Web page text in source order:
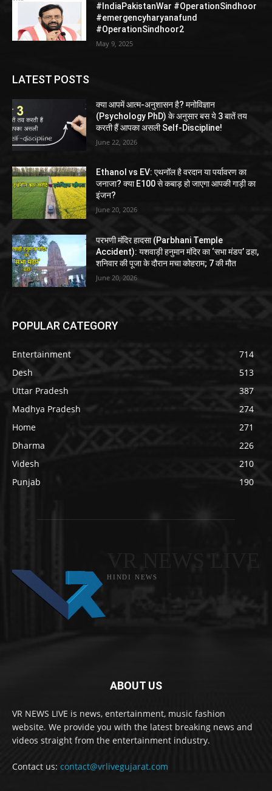
#IndiaPakistanWar #OperationSindhoor
#emergencyharyanafund
#OperationSindhoor2
May 9, 2025
LATEST POSTS
क्या आपमें आत्म-अनुशासन है? मनोविज्ञान
(Psychology PhD) के अनुसार बस ये 3 बातें तय
करती हैं आपका असली Self-Discipline!
June 22, 2026
Ethanol vs EV: एथनॉल है वरदान या पर्यावरण का
जनाजा? क्या E100 से कबाड़ हो जाएगा आपकी गाड़ी का
इंजन?
June 20, 2026
परभणी मंदिर हादसा (Parbhani Temple
Accident): यशवाड़ी हनुमान मंदिर का ‘सभा मंडप’ ढहा,
शनिवार की पूजा के दौरान मचा कोहराम; 7 की मौत
June 20, 2026
POPULAR CATEGORY
Entertainment
714
Desh
513
Uttar Pradesh
387
Madhya Pradesh
274
Home
271
Dharma
226
Videsh
210
Punjab
190
HINDI NEWS
ABOUT US
VR NEWS LIVE is news, entertainment, music fashion
website. We provide you with the latest breaking news and
videos straight from the entertainment industry.
Contact us: contact@vrlivegujarat.com